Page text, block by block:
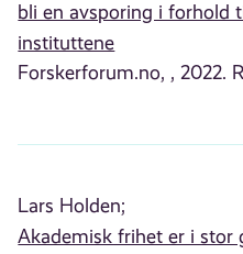
bli en avsporing i forhold
instituttene
Forskerforum.no, , 2022.
Lars Holden;
Akademisk frihet er i stor